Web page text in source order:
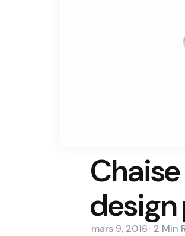
design
mars 9, 2016 2 Min